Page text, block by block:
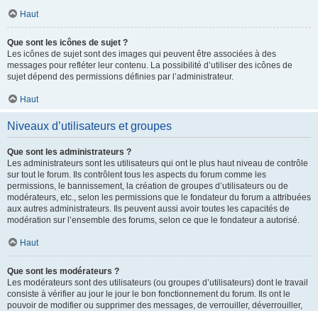
Haut
Que sont les icônes de sujet ?
Les icônes de sujet sont des images qui peuvent être associées à des
messages pour refléter leur contenu. La possibilité d’utiliser des icônes de
sujet dépend des permissions définies par l’administrateur.
Haut
Niveaux d’utilisateurs et groupes
Que sont les administrateurs ?
Les administrateurs sont les utilisateurs qui ont le plus haut niveau de contrôle
sur tout le forum. Ils contrôlent tous les aspects du forum comme les
permissions, le bannissement, la création de groupes d’utilisateurs ou de
modérateurs, etc., selon les permissions que le fondateur du forum a attribuées
aux autres administrateurs. Ils peuvent aussi avoir toutes les capacités de
modération sur l’ensemble des forums, selon ce que le fondateur a autorisé.
Haut
Que sont les modérateurs ?
Les modérateurs sont des utilisateurs (ou groupes d’utilisateurs) dont le travail
consiste à vérifier au jour le jour le bon fonctionnement du forum. Ils ont le
pouvoir de modifier ou supprimer des messages, de verrouiller, déverrouiller,